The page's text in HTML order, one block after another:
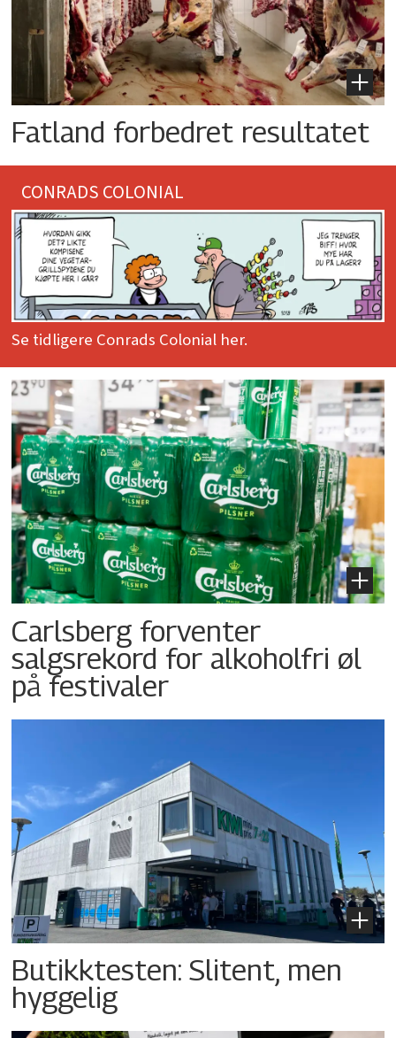
Fatland forbedret resultatet
CONRADS COLONIAL
Se tidligere Conrads Colonial her.
Carlsberg forventer
salgsrekord for alkoholfri øl
på festivaler
Butikktesten: Slitent, men
hyggelig